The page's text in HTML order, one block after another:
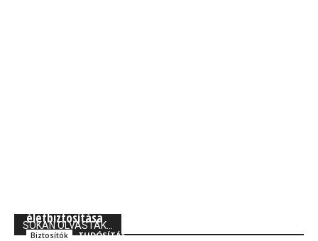
SOKAN OLVASTÁK...
életbiztosítása
Biztosítók TUDÓSÍTÁS